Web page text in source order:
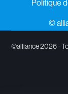
Politique
©️
©alliance 2026 -